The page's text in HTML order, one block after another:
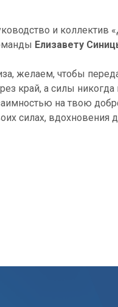
и коллектив
Елизавету
желаем, чтобы
край, а силы
на твою
силах,